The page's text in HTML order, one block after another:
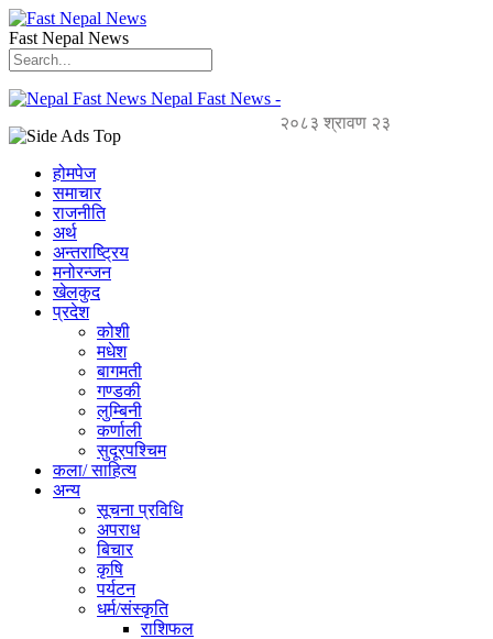
Fast Nepal News
Nepal Fast News -
२०८३ श्रावण २३
होमपेज
समाचार
राजनीति
अर्थ
अन्तराष्ट्रिय
मनोरन्जन
खेलकुद
प्रदेश
कोशी
मधेश
बागमती
गण्डकी
लुम्बिनी
कर्णाली
सुदूरपश्चिम
कला/ साहित्य
अन्य
सूचना प्रविधि
अपराध
बिचार
कृषि
पर्यटन
धर्म/संस्कृति
राशिफल